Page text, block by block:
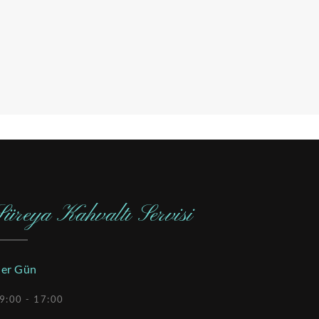
Kahvaltı Servisi
Gün
- 17:00